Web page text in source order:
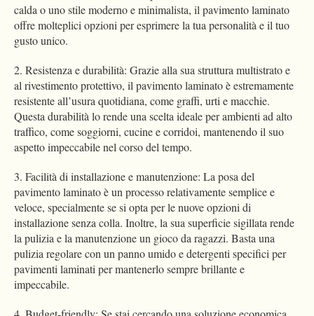
calda o uno stile moderno e minimalista, il pavimento laminato
offre molteplici opzioni per esprimere la tua personalità e il tuo
gusto unico.
2. Resistenza e durabilità: Grazie alla sua struttura multistrato e
al rivestimento protettivo, il pavimento laminato è estremamente
resistente all’usura quotidiana, come graffi, urti e macchie.
Questa durabilità lo rende una scelta ideale per ambienti ad alto
traffico, come soggiorni, cucine e corridoi, mantenendo il suo
aspetto impeccabile nel corso del tempo.
3. Facilità di installazione e manutenzione: La posa del
pavimento laminato è un processo relativamente semplice e
veloce, specialmente se si opta per le nuove opzioni di
installazione senza colla. Inoltre, la sua superficie sigillata rende
la pulizia e la manutenzione un gioco da ragazzi. Basta una
pulizia regolare con un panno umido e detergenti specifici per
pavimenti laminati per mantenerlo sempre brillante e
impeccabile.